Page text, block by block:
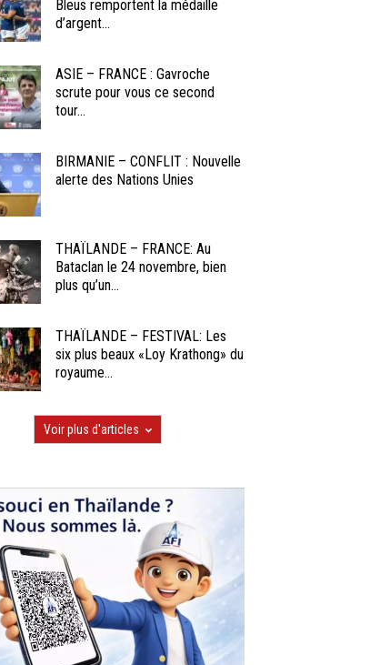
Bleus remportent la médaille
d’argent...
ASIE – FRANCE : Gavroche
scrute pour vous ce second
tour...
BIRMANIE – CONFLIT : Nouvelle
alerte des Nations Unies
THAÏLANDE – FRANCE: Au
Bataclan le 24 novembre, bien
plus qu’un...
THAÏLANDE – FESTIVAL: Les
six plus beaux «Loy Krathong» du
royaume...
Voir plus d'articles